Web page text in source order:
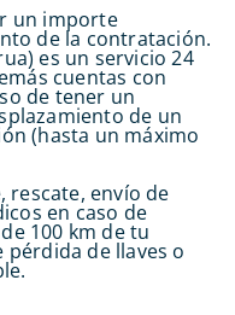
un importe
de la contratación.
es un servicio 24
cuentas con
de tener un
de un
(hasta un máximo
rescate, envío de
en caso de
100 km de tu
pérdida de llaves o